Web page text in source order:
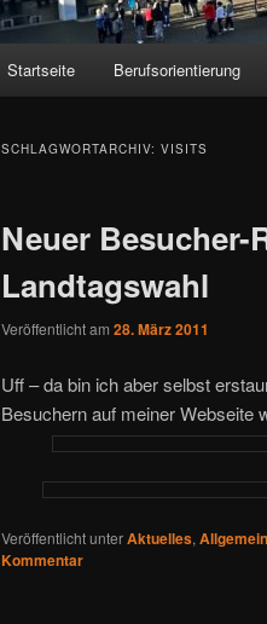
Startseite Berufsorientierung
SCHLAGWORTARCHIV: VISITS
Neuer Besucher-
Landtagswahl
Veröffentlicht am 28. März 2011
Uff – da bin ich aber selbst
Besuchern auf meiner Webseite
Veröffentlicht unterAktuelles, Allgemein
Kommentar